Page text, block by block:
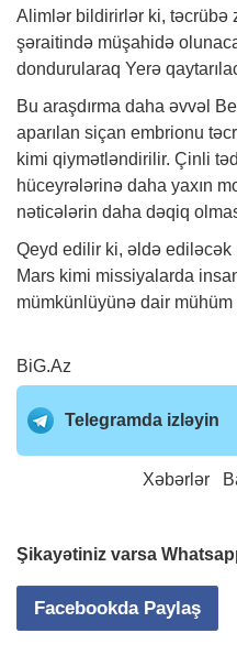
Alimlər bildirirlər ki, təcrübə
şəraitində müşahidə
dondurularaq Yerə
Bu araşdırma daha əvvəl
aparılan siçan embrionu
kimi qiymətləndirilir. Çinli
hüceyrələrinə daha yaxın
nəticələrin daha dəqiq
Qeyd edilir ki, əldə
Mars kimi missiyalarda
mümkünlüyünə dair
BiG.Az
Telegramda izləyin
Xəbərlər
Şikayətiniz varsa
Facebookda Paylaş